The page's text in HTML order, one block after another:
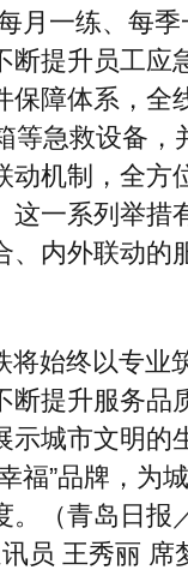
月一练、每季
断提升员工应
保障体系，全
等急救设备，
动机制，全方
这一系列举措
、内外联动的
将始终以专业
断提升服务品
示城市文明的
福”品牌，为
。（青岛日报
员 王秀丽 席